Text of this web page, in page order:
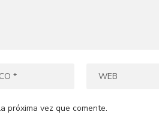
próxima vez que comente.